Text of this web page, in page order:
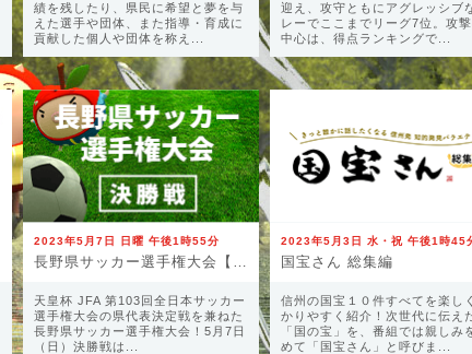
績を残したり、県民に希望と夢を与
えた選手や団体、また指導・育成に
貢献した個人や団体を称え...
迎え、攻守ともにアグレッシブ
レーでここまでリーグ7位。攻
中心は、得点ランキングで...
2023年5月7日 日曜 午後1時55分
長野県サッカー選手権大会【...
天皇杯 JFA 第103回全日本サッカー
選手権大会の県代表決定戦を兼ねた
長野県サッカー選手権大会！5月7日
（日）決勝戦は...
2023年5月3日 水・祝 午後1時45
国宝さん 総集編
信州の国宝１０件すべてを楽し
かりやすく紹介！次世代に伝え
「国の宝」を、番組では親しみ
めて「国宝さん」と呼びま...